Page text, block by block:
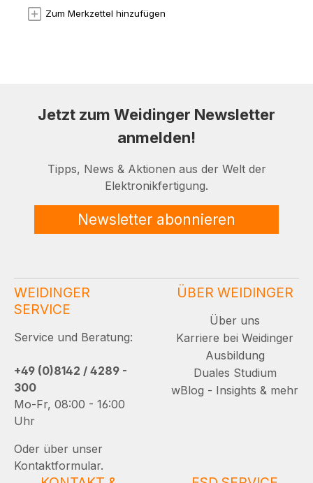
Zum Merkzettel hinzufügen
Jetzt zum Weidinger Newsletter
anmelden!
Tipps, News & Aktionen aus der Welt der
Elektronikfertigung.
Newsletter abonnieren
WEIDINGER
SERVICE
Service und Beratung:
+49 (0)8142 / 4289 -
300
Mo-Fr, 08:00 - 16:00
Uhr
Oder über unser
Kontaktformular.
ÜBER WEIDINGER
Über uns
Karriere bei Weidinger
Ausbildung
Duales Studium
wBlog - Insights & mehr